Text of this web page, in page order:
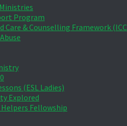
Program
Care & Counselling Framework
(ESL Ladies)
Explored
Fellowship